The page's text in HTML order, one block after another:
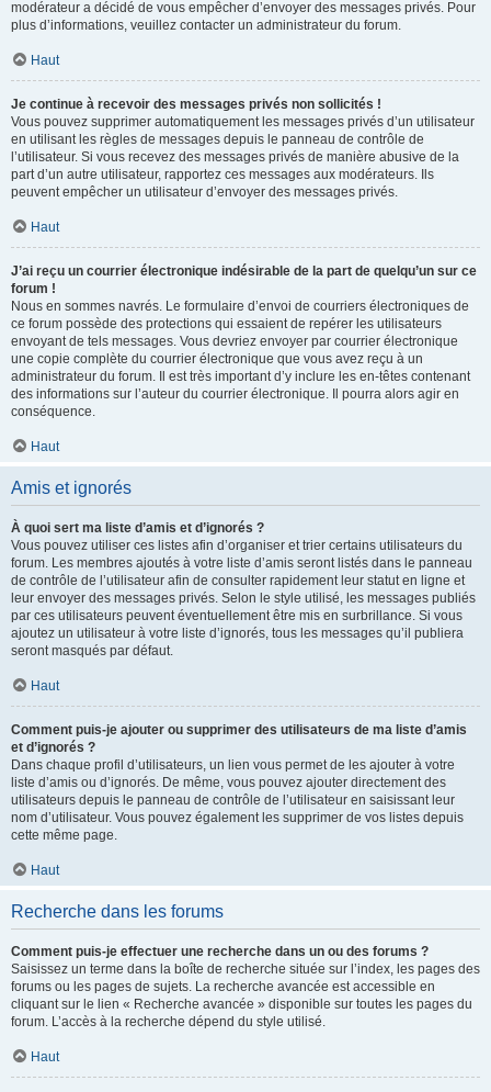
modérateur a décidé de vous empêcher d’envoyer des messages privés. Pour
plus d’informations, veuillez contacter un administrateur du forum.
Haut
Je continue à recevoir des messages privés non sollicités !
Vous pouvez supprimer automatiquement les messages privés d’un utilisateur
en utilisant les règles de messages depuis le panneau de contrôle de
l’utilisateur. Si vous recevez des messages privés de manière abusive de la
part d’un autre utilisateur, rapportez ces messages aux modérateurs. Ils
peuvent empêcher un utilisateur d’envoyer des messages privés.
Haut
J’ai reçu un courrier électronique indésirable de la part de quelqu’un sur ce
forum !
Nous en sommes navrés. Le formulaire d’envoi de courriers électroniques de
ce forum possède des protections qui essaient de repérer les utilisateurs
envoyant de tels messages. Vous devriez envoyer par courrier électronique
une copie complète du courrier électronique que vous avez reçu à un
administrateur du forum. Il est très important d’y inclure les en-têtes contenant
des informations sur l’auteur du courrier électronique. Il pourra alors agir en
conséquence.
Haut
Amis et ignorés
À quoi sert ma liste d’amis et d’ignorés ?
Vous pouvez utiliser ces listes afin d’organiser et trier certains utilisateurs du
forum. Les membres ajoutés à votre liste d’amis seront listés dans le panneau
de contrôle de l’utilisateur afin de consulter rapidement leur statut en ligne et
leur envoyer des messages privés. Selon le style utilisé, les messages publiés
par ces utilisateurs peuvent éventuellement être mis en surbrillance. Si vous
ajoutez un utilisateur à votre liste d’ignorés, tous les messages qu’il publiera
seront masqués par défaut.
Haut
Comment puis-je ajouter ou supprimer des utilisateurs de ma liste d’amis
et d’ignorés ?
Dans chaque profil d’utilisateurs, un lien vous permet de les ajouter à votre
liste d’amis ou d’ignorés. De même, vous pouvez ajouter directement des
utilisateurs depuis le panneau de contrôle de l’utilisateur en saisissant leur
nom d’utilisateur. Vous pouvez également les supprimer de vos listes depuis
cette même page.
Haut
Recherche dans les forums
Comment puis-je effectuer une recherche dans un ou des forums ?
Saisissez un terme dans la boîte de recherche située sur l’index, les pages des
forums ou les pages de sujets. La recherche avancée est accessible en
cliquant sur le lien « Recherche avancée » disponible sur toutes les pages du
forum. L’accès à la recherche dépend du style utilisé.
Haut